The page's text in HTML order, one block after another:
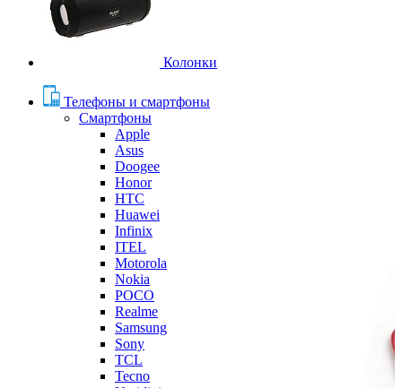
Колонки
Телефоны и смартфоны
Смартфоны
Apple
Asus
Doogee
Honor
HTC
Huawei
Infinix
ITEL
Motorola
Nokia
POCO
Realme
Samsung
Sony
TCL
Tecno